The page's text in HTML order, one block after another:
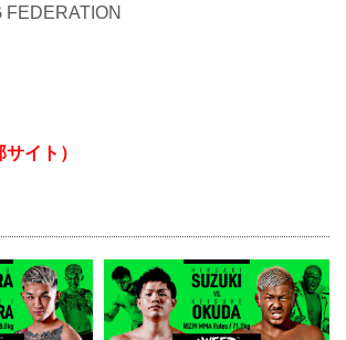
FEDERATION
イト）